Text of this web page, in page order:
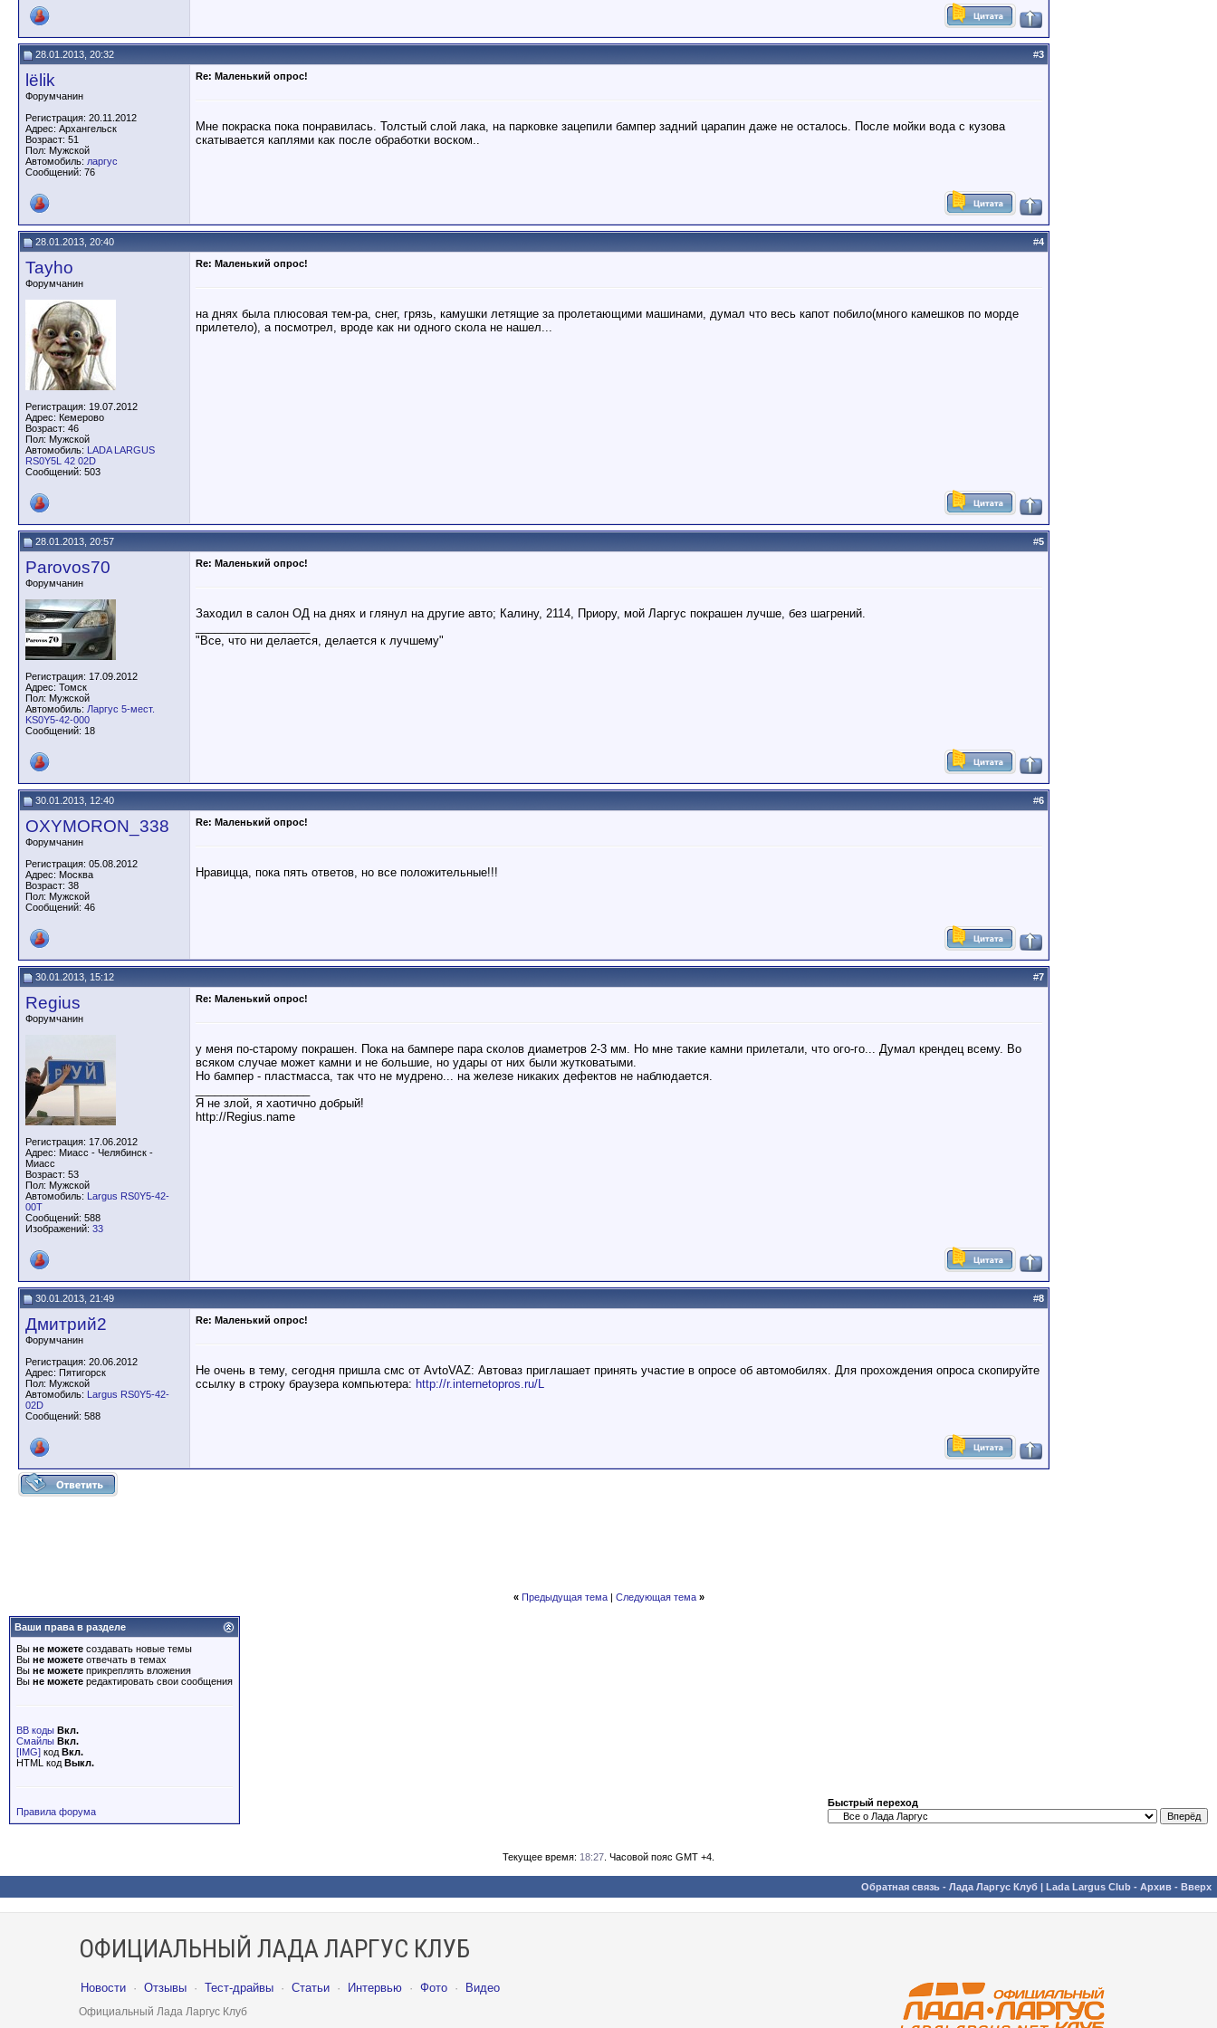
28.01.2013, 20:32 #3
lёlik
Форумчанин
Регистрация: 20.11.2012
Адрес: Архангельск
Возраст: 51
Пол: Мужской
Автомобиль: ларгус
Сообщений: 76
Re: Маленький опрос!
Мне покраска пока понравилась. Толстый слой лака, на парковке зацепили бампер задний царапин даже не осталось. После мойки вода с кузова
скатывается каплями как после обработки воском..
28.01.2013, 20:40 #4
Tayho
Форумчанин
Регистрация: 19.07.2012
Адрес: Кемерово
Возраст: 46
Пол: Мужской
Автомобиль: LADA LARGUS
RS0Y5L 42 02D
Сообщений: 503
Re: Маленький опрос!
на днях была плюсовая тем-ра, снег, грязь, камушки летящие за пролетающими машинами, думал что весь капот побило(много камешков по морде
прилетело), а посмотрел, вроде как ни одного скола не нашел...
28.01.2013, 20:57 #5
Parovos70
Форумчанин
Регистрация: 17.09.2012
Адрес: Томск
Пол: Мужской
Автомобиль: Ларгус 5-мест.
KS0Y5-42-000
Сообщений: 18
Re: Маленький опрос!
Заходил в салон ОД на днях и глянул на другие авто; Калину, 2114, Приору, мой Ларгус покрашен лучше, без шагрений.
"Все, что ни делается, делается к лучшему"
30.01.2013, 12:40 #6
OXYMORON_338
Форумчанин
Регистрация: 05.08.2012
Адрес: Москва
Возраст: 38
Пол: Мужской
Сообщений: 46
Re: Маленький опрос!
Нравицца, пока пять ответов, но все положительные!!!
30.01.2013, 15:12 #7
Regius
Форумчанин
Регистрация: 17.06.2012
Адрес: Миасс - Челябинск -
Миасс
Возраст: 53
Пол: Мужской
Автомобиль: Largus RS0Y5-42-
00T
Сообщений: 588
Изображений: 33
Re: Маленький опрос!
у меня по-старому покрашен. Пока на бампере пара сколов диаметров 2-3 мм. Но мне такие камни прилетали, что ого-го... Думал крендец всему. Во
всяком случае может камни и не большие, но удары от них были жутковатыми.
Но бампер - пластмасса, так что не мудрено... на железе никаких дефектов не наблюдается.
Я не злой, я хаотично добрый!
http://Regius.name
30.01.2013, 21:49 #8
Дмитрий2
Форумчанин
Регистрация: 20.06.2012
Адрес: Пятигорск
Пол: Мужской
Автомобиль: Largus RS0Y5-42-
02D
Сообщений: 588
Re: Маленький опрос!
Не очень в тему, сегодня пришла смс от AvtoVAZ: Автоваз приглашает принять участие в опросе об автомобилях. Для прохождения опроса скопируйте
ссылку в строку браузера компьютера: http://r.internetopros.ru/L
« Предыдущая тема| Следующая тема »
Ваши права в разделе
Вы не можете создавать новые темы
Вы не можете отвечать в темах
Вы не можете прикреплять вложения
Вы не можете редактировать свои сообщения
BB коды Вкл.
Смайлы Вкл.
[IMG] код Вкл.
HTML код Выкл.
Правила форума
Быстрый переход
Текущее время: 18:27 . Часовой пояс GMT +4.
Обратная связь - Лада Ларгус Клуб | Lada Largus Club - Архив - Вверх
ОФИЦИАЛЬНЫЙ ЛАДА ЛАРГУС КЛУБ
Новости · Отзывы · Тест-драйвы · Статьи · Интервью · Фото · Видео
Официальный Лада Ларгус Клуб